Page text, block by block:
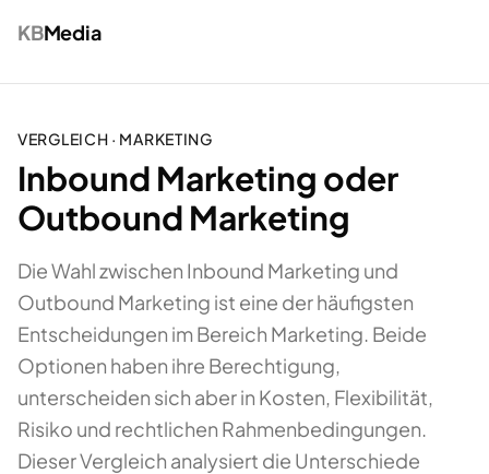
KBMedia
VERGLEICH · MARKETING
Inbound Marketing oder
Outbound Marketing
Die Wahl zwischen Inbound Marketing und
Outbound Marketing ist eine der häufigsten
Entscheidungen im Bereich Marketing. Beide
Optionen haben ihre Berechtigung,
unterscheiden sich aber in Kosten, Flexibilität,
Risiko und rechtlichen Rahmenbedingungen.
Dieser Vergleich analysiert die Unterschiede